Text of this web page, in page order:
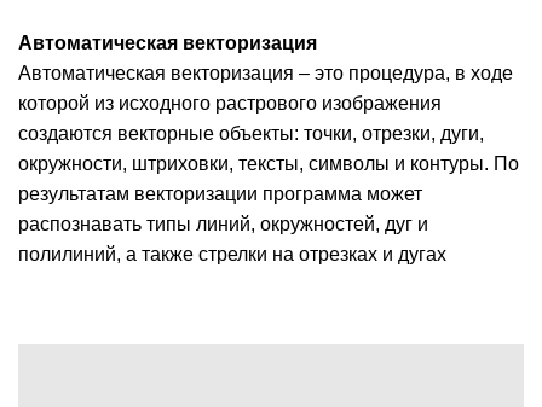
Автоматическая векторизация
Автоматическая векторизация – это процедура, в ходе
которой из исходного растрового изображения
создаются векторные объекты: точки, отрезки, дуги,
окружности, штриховки, тексты, символы и контуры. По
результатам векторизации программа может
распознавать типы линий, окружностей, дуг и
полилиний, а также стрелки на отрезках и дугах